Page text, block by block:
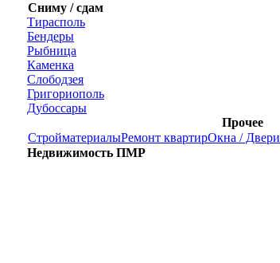
Сниму / сдам
Тирасполь
Бендеры
Рыбница
Каменка
Слободзея
Григориополь
Дубоссары
Прочее
СтройматериалыРемонт квартирОкна / Двери
Недвижимость ПМР